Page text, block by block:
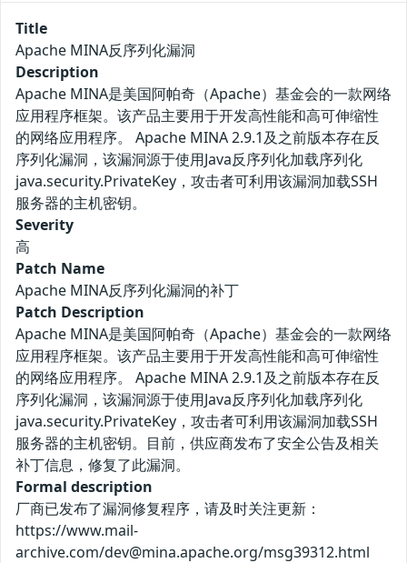
Title
Apache MINA反序列化漏洞
Description
Apache MINA是美国阿帕奇（Apache）基金会的一款网络
应用程序框架。该产品主要用于开发高性能和高可伸缩性
的网络应用程序。 Apache MINA 2.9.1及之前版本存在反
序列化漏洞，该漏洞源于使用Java反序列化加载序列化
java.security.PrivateKey，攻击者可利用该漏洞加载SSH
服务器的主机密钥。
Severity
高
Patch Name
Apache MINA反序列化漏洞的补丁
Patch Description
Apache MINA是美国阿帕奇（Apache）基金会的一款网络
应用程序框架。该产品主要用于开发高性能和高可伸缩性
的网络应用程序。 Apache MINA 2.9.1及之前版本存在反
序列化漏洞，该漏洞源于使用Java反序列化加载序列化
java.security.PrivateKey，攻击者可利用该漏洞加载SSH
服务器的主机密钥。目前，供应商发布了安全公告及相关
补丁信息，修复了此漏洞。
Formal description
厂商已发布了漏洞修复程序，请及时关注更新：
https://www.mail-
archive.com/dev@mina.apache.org/msg39312.html